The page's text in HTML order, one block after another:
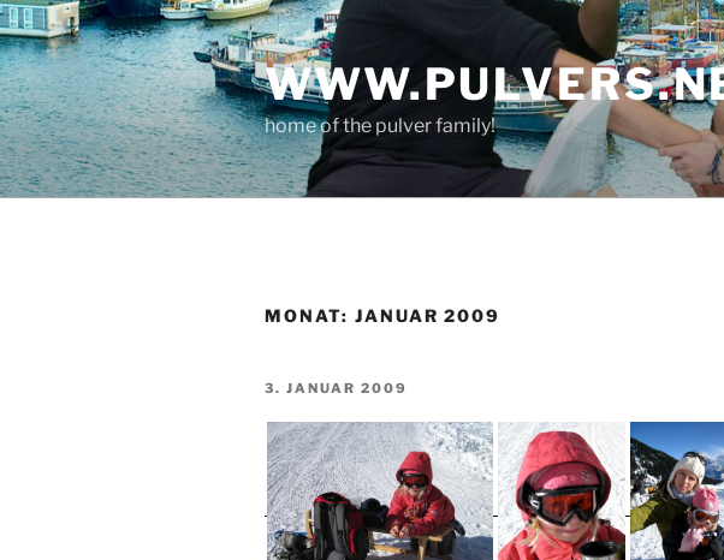
Zum
Inhalt
springen
home of the pulver family!
MONAT: JANUAR 2009
VERÖFFENTLICHT
3. JANUAR 2009